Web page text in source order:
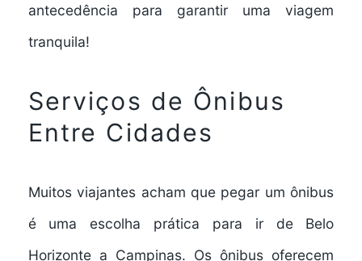
antecedência para garantir uma viagem
tranquila!
Serviços de Ônibus
Entre Cidades
Muitos viajantes acham que pegar um ônibus
é uma escolha prática para ir de Belo
Horizonte a Campinas. Os ônibus oferecem